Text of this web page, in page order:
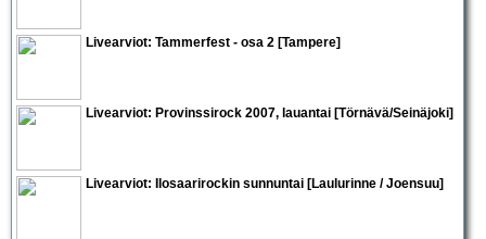
Livearviot: Tammerfest - osa 2 [Tampere]
Livearviot: Provinssirock 2007, lauantai [Törnävä/Seinäjoki]
Livearviot: Ilosaarirockin sunnuntai [Laulurinne / Joensuu]